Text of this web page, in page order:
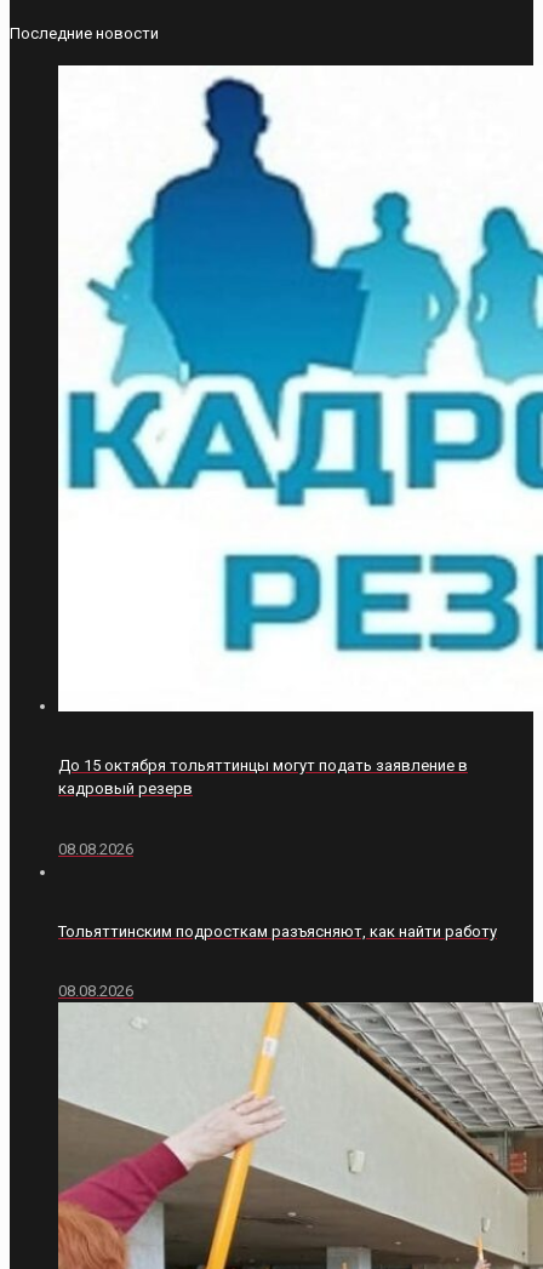
Последние новости
До 15 октября тольяттинцы могут подать заявление в
кадровый резерв
08.08.2026
Тольяттинским подросткам разъясняют, как найти работу
08.08.2026